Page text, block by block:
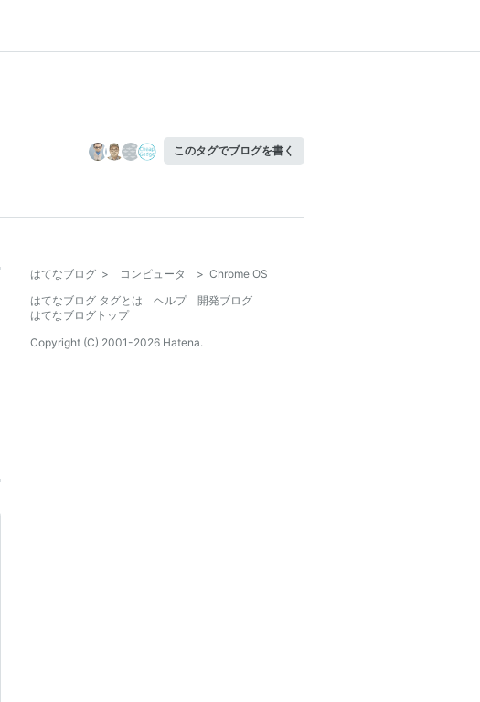
このタグでブログを書く
はてなブログ > コンピュータ > Chrome OS
はてなブログ タグとは
ヘルプ
開発ブログ
はてなブログトップ
Copyright (C) 2001-2026 Hatena.